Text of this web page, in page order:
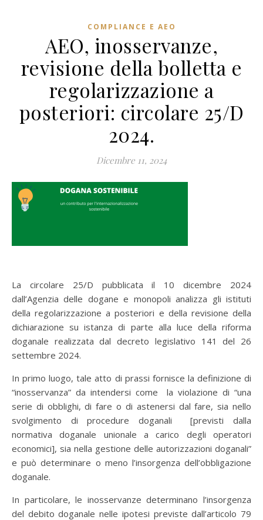
COMPLIANCE E AEO
AEO, inosservanze,
revisione della bolletta e
regolarizzazione a
posteriori: circolare 25/D
2024.
Dicembre 11, 2024
La circolare 25/D pubblicata il 10 dicembre 2024
dall’Agenzia delle dogane e monopoli analizza gli istituti
della regolarizzazione a posteriori e della revisione della
dichiarazione su istanza di parte alla luce della riforma
doganale realizzata dal decreto legislativo 141 del 26
settembre 2024.
In primo luogo, tale atto di prassi fornisce la definizione di
“inosservanza” da intendersi come la violazione di “una
serie di obblighi, di fare o di astenersi dal fare, sia nello
svolgimento di procedure doganali [previsti dalla
normativa doganale unionale a carico degli operatori
economici], sia nella gestione delle autorizzazioni doganali”
e può determinare o meno l’insorgenza dell’obbligazione
doganale.
In particolare, le inosservanze determinano l’insorgenza
del debito doganale nelle ipotesi previste dall’articolo 79